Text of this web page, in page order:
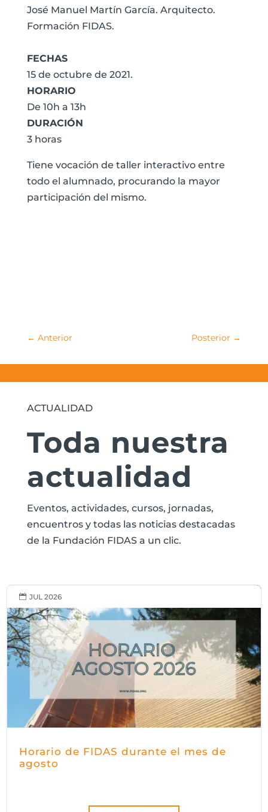
José Manuel Martín García. Arquitecto.
Formación FIDAS.
FECHAS
15 de octubre de 2021.
HORARIO
De 10h a 13h
DURACIÓN
3 horas
Tiene vocación de taller interactivo entre
todo el alumnado, procurando la mayor
participación del mismo.
← Anterior Posterior →
ACTUALIDAD
Toda nuestra
actualidad
Eventos, actividades, cursos, jornadas,
encuentros y todas las noticias destacadas
de la Fundación FIDAS a un clic.
Horario de FIDAS durante el mes de
agosto
 JUL 2026